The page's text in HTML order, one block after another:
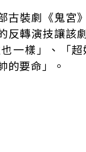
古裝劇《鬼宮
反轉演技讓該
一樣」、「
的要命」。